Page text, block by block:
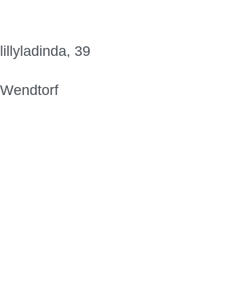
lillyladinda, 39
Wendtorf